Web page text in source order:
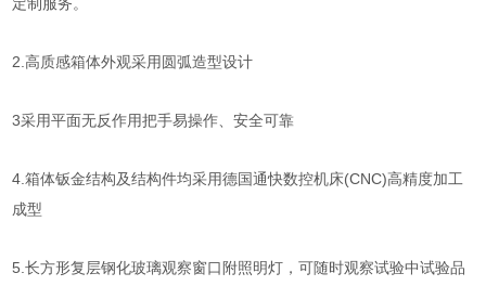
2.高质感箱体外观采用圆弧造型设计
3采用平面无反作用把手易操作、安全可靠
4.箱体钣金结构及结构件均采用德国通快数控机床(CNC)高精度加工
成型
5.长方形复层钢化玻璃观察窗口附照明灯，可随时观察试验中试验品